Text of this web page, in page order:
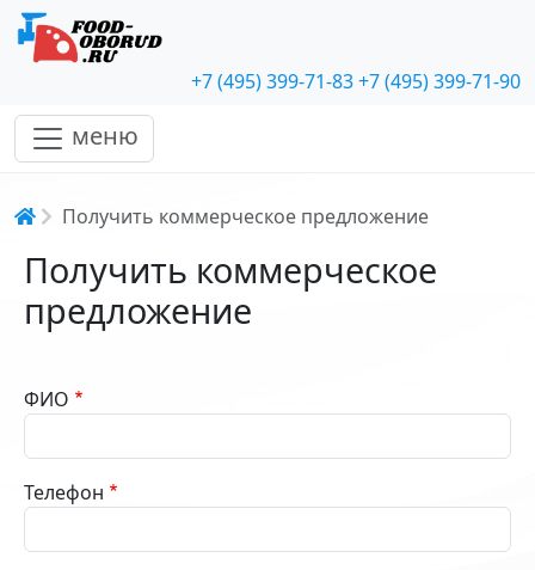
+7 (495) 399-71-83+7 (495) 399-71-90
меню
Строка навигации
Получить коммерческое предложение
Получить коммерческое
предложение
ФИО
Телефон